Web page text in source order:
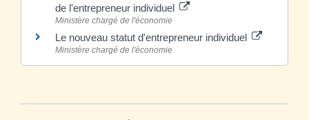
de l'entrepreneur individuel
Ministère chargé de l'économie
Le nouveau statut d'entrepreneur individuel
Ministère chargé de l'économie